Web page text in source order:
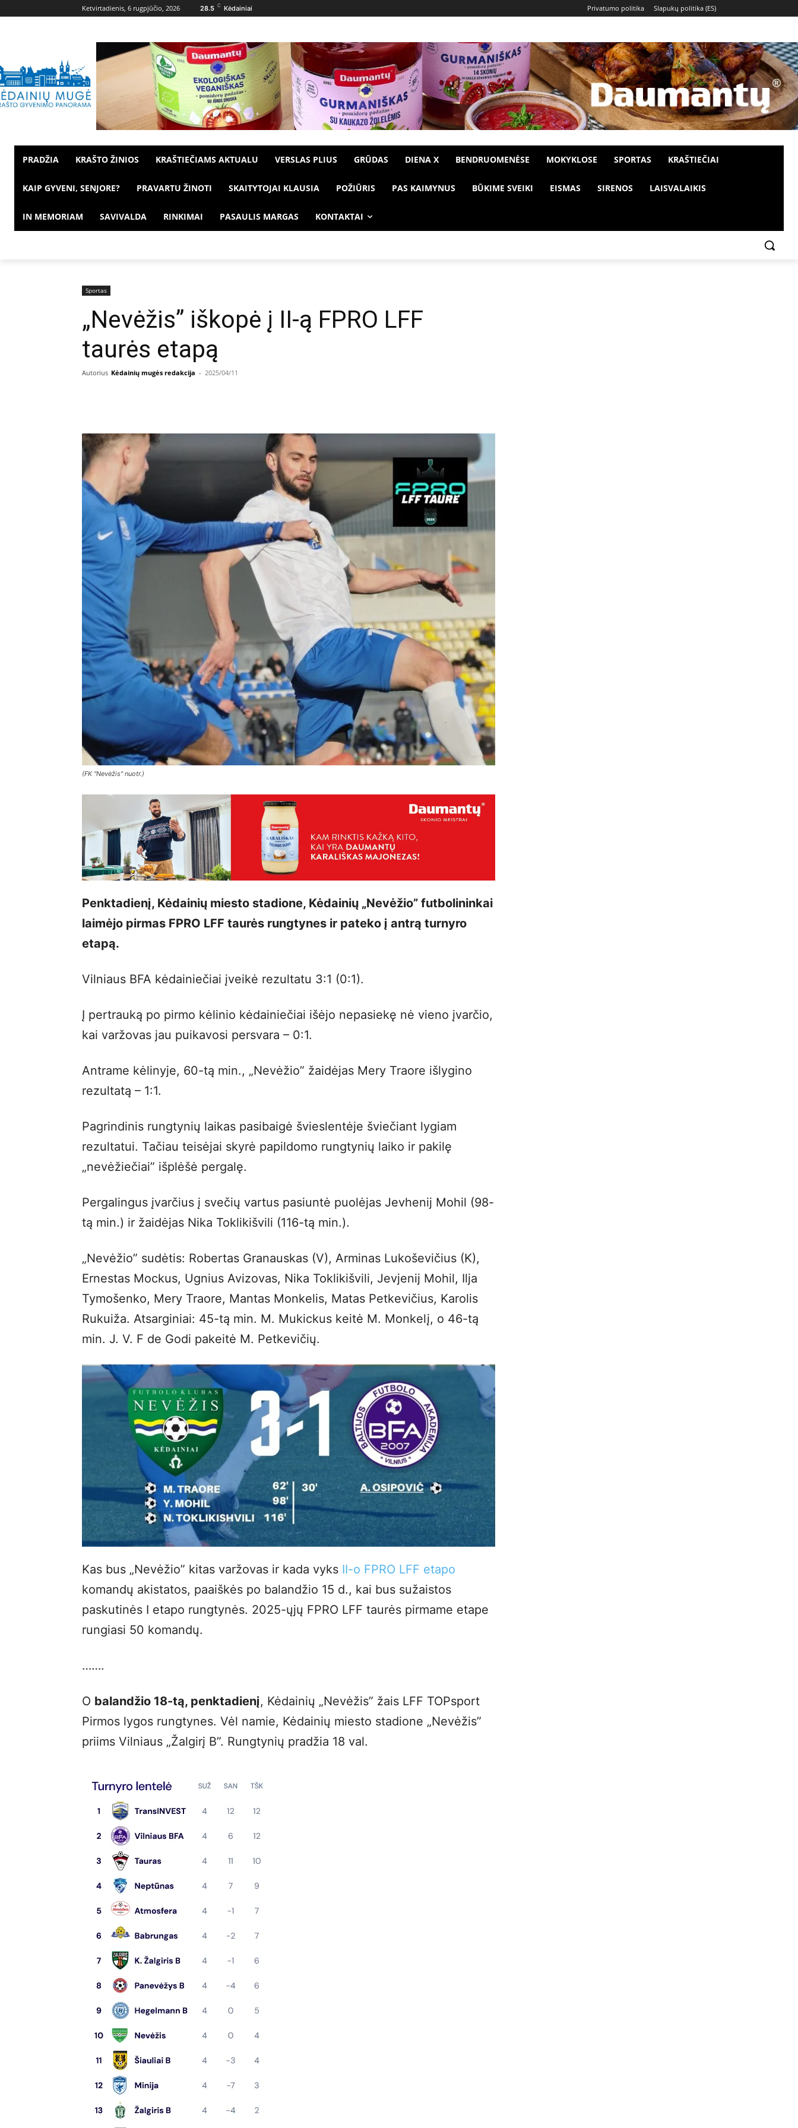
Ketvirtadienis, 6 rugpjūčio, 2026 28.5 C Kėdainiai Privatumo politika Slapukų politika (ES)
PRADŽIA KRAŠTO ŽINIOS KRAŠTIEČIAMS AKTUALU VERSLAS PLIUS GRŪDAS DIENA X BENDRUOMENĖSE MOKYKLOSE SPORTAS KRAŠTIEČIAI
KAIP GYVENI, SENJORE? PRAVARTU ŽINOTI SKAITYTOJAI KLAUSIA POŽIŪRIS PAS KAIMYNUS BŪKIME SVEIKI EISMAS SIRENOS LAISVALAIKIS
IN MEMORIAM SAVIVALDA RINKIMAI PASAULIS MARGAS KONTAKTAI
Sportas
„Nevėžis” iškopė į II-ą FPRO LFF
taurės etapą
Autorius Kėdainių mugės redakcija - 2025/04/11
(FK "Nevėžis" nuotr.)
Penktadienį, Kėdainių miesto stadione, Kėdainių „Nevėžio” futbolininkai
laimėjo pirmas FPRO LFF taurės rungtynes ir pateko į antrą turnyro
etapą.
Vilniaus BFA kėdainiečiai įveikė rezultatu 3:1 (0:1).
Į pertrauką po pirmo kėlinio kėdainiečiai išėjo nepasiekę nė vieno įvarčio,
kai varžovas jau puikavosi persvara – 0:1.
Antrame kėlinyje, 60-tą min., „Nevėžio” žaidėjas Mery Traore išlygino
rezultatą – 1:1.
Pagrindinis rungtynių laikas pasibaigė švieslentėje šviečiant lygiam
rezultatui. Tačiau teisėjai skyrė papildomo rungtynių laiko ir pakilę
„nevėžiečiai” išplėšė pergalę.
Pergalingus įvarčius į svečių vartus pasiuntė puolėjas Jevhenij Mohil (98-
tą min.) ir žaidėjas Nika Toklikišvili (116-tą min.).
„Nevėžio” sudėtis: Robertas Granauskas (V), Arminas Lukoševičius (K),
Ernestas Mockus, Ugnius Avizovas, Nika Toklikišvili, Jevjenij Mohil, Ilja
Tymošenko, Mery Traore, Mantas Monkelis, Matas Petkevičius, Karolis
Rukuiža. Atsarginiai: 45-tą min. M. Mukickus keitė M. Monkelį, o 46-tą
min. J. V. F de Godi pakeitė M. Petkevičių.
Kas bus „Nevėžio” kitas varžovas ir kada vyks II-o FPRO LFF etapo
komandų akistatos, paaiškės po balandžio 15 d., kai bus sužaistos
paskutinės I etapo rungtynės. 2025-ųjų FPRO LFF taurės pirmame etape
rungiasi 50 komandų.
…….
O balandžio 18-tą, penktadienį, Kėdainių „Nevėžis” žais LFF TOPsport
Pirmos lygos rungtynes. Vėl namie, Kėdainių miesto stadione „Nevėžis”
priims Vilniaus „Žalgirį B”. Rungtynių pradžia 18 val.